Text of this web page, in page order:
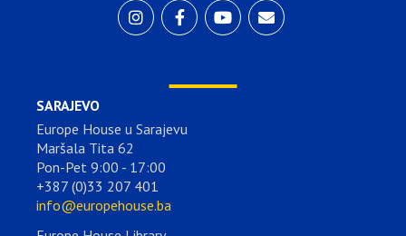
SARAJEVO
Europe House u Sarajevu
Maršala Tita 62
Pon-Pet 9:00 - 17:00
+387 (0)33 207 401
info@europehouse.ba